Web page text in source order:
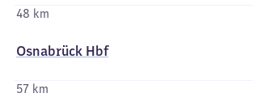
48 km
Osnabrück Hbf
57 km